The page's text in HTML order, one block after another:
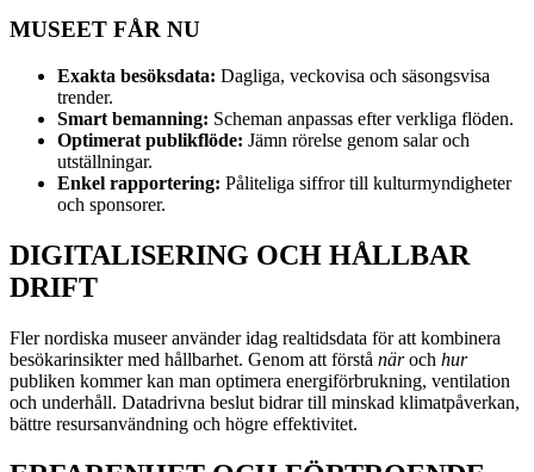
MUSEET FÅR NU
Exakta besöksdata: Dagliga, veckovisa och säsongsvisa
trender.
Smart bemanning: Scheman anpassas efter verkliga flöden.
Optimerat publikflöde: Jämn rörelse genom salar och
utställningar.
Enkel rapportering: Påliteliga siffror till kulturmyndigheter
och sponsorer.
DIGITALISERING OCH HÅLLBAR
DRIFT
Fler nordiska museer använder idag realtidsdata för att kombinera
besökarinsikter med hållbarhet. Genom att förstå näroch hur
publiken kommer kan man optimera energiförbrukning, ventilation
och underhåll. Datadrivna beslut bidrar till minskad klimatpåverkan,
bättre resursanvändning och högre effektivitet.